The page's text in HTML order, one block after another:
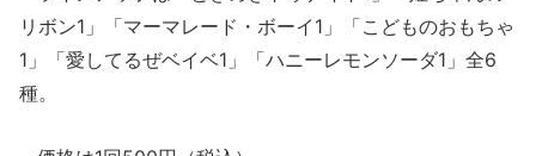
リボン1」「マーマレード・ボーイ1」「こどものおもちゃ
1」「愛してるぜベイベ1」「ハニーレモンソーダ1」全6
種。